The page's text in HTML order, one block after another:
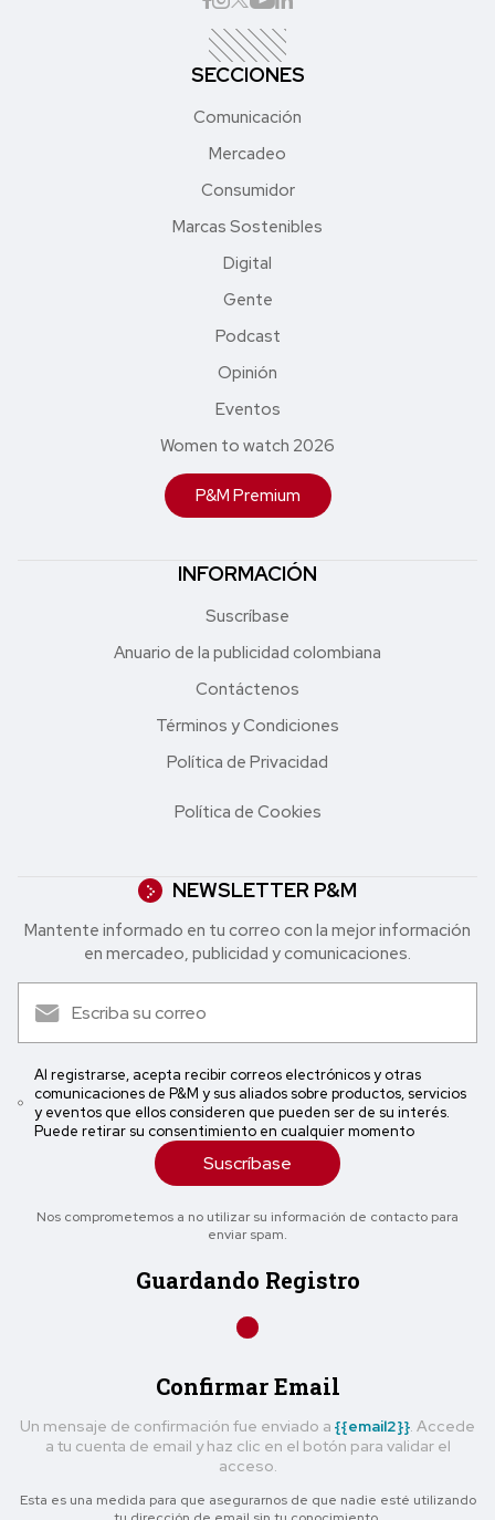
SECCIONES
Comunicación
Mercadeo
Consumidor
Marcas Sostenibles
Digital
Gente
Podcast
Opinión
Eventos
Women to watch 2026
P&M Premium
INFORMACIÓN
Suscríbase
Anuario de la publicidad colombiana
Contáctenos
Términos y Condiciones
Política de Privacidad
Política de Cookies
NEWSLETTER P&M
Mantente informado en tu correo con la mejor in formación
en mercadeo, publicidad y comunicaciones.
Al registrarse, acepta recibir correos electrónicos y otras
comunicaciones de P&M y sus aliados sobre productos, servicios
y eventos que ellos consideren que pueden ser de su interés.
Puede retirar su consentimiento en cualquier momento
Suscríbase
Nos comprometemos a no utilizar su información de contacto para
enviar spam.
Guardando Registro
Confirmar Email
Un mensaje de confirmación fue enviado a {{email2}}. Accede
a tu cuenta de email y haz clic en el botón para validar el
acceso.
Esta es una medida para que asegurarnos de que nadie esté utilizando